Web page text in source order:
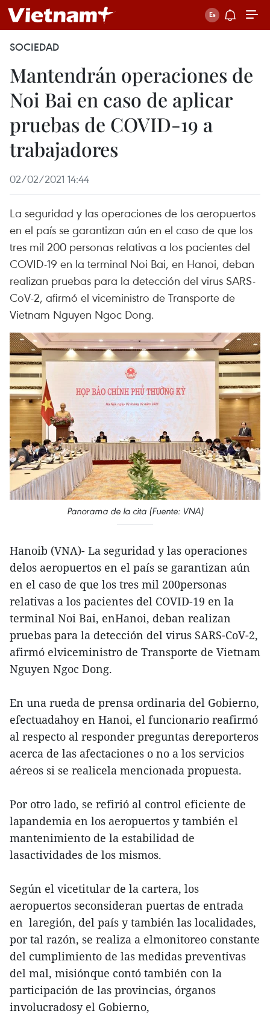
SOCIEDAD
Mantendrán operaciones de
Noi Bai en caso de aplicar
pruebas de COVID-19 a
trabajadores
02/02/2021 14:44
La seguridad y las operaciones de los aeropuertos
en el país se garantizan aún en el caso de que los
tres mil 200 personas relativas a los pacientes del
COVID-19 en la terminal Noi Bai, en Hanoi, deban
realizan pruebas para la detección del virus SARS-
CoV-2, afirmó el viceministro de Transporte de
Vietnam Nguyen Ngoc Dong.
Panorama de la cita (Fuente: VNA)
Hanoib (VNA)- La seguridad y las operaciones
delos aeropuertos en el país se garantizan aún
en el caso de que los tres mil 200personas
relativas a los pacientes del COVID-19 en la
terminal Noi Bai, enHanoi, deban realizan
pruebas para la detección del virus SARS-CoV-2,
afirmó elviceministro de Transporte de Vietnam
Nguyen Ngoc Dong.
En una rueda de prensa ordinaria del Gobierno,
efectuadahoy en Hanoi, el funcionario reafirmó
al respecto al responder preguntas dereporteros
acerca de las afectaciones o no a los servicios
aéreos si se realicela mencionada propuesta.
Por otro lado, se refirió al control eficiente de
lapandemia en los aeropuertos y también el
mantenimiento de la estabilidad de
lasactividades de los mismos.
Según el vicetitular de la cartera, los
aeropuertos seconsideran puertas de entrada
en laregión, del país y también las localidades,
por tal razón, se realiza a elmonitoreo constante
del cumplimiento de las medidas preventivas
del mal, misiónque contó también con la
participación de las provincias, órganos
involucradosy el Gobierno,